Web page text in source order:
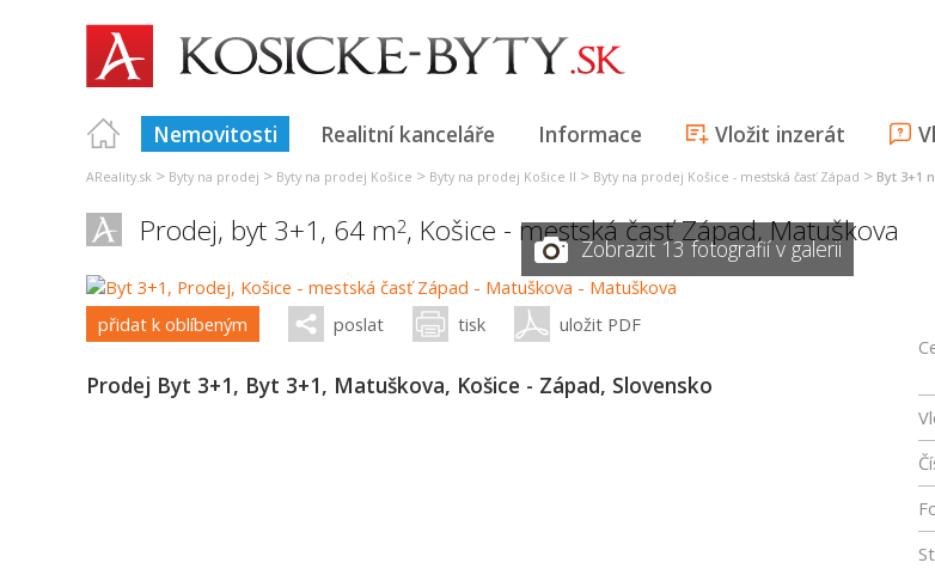
Nemovitosti Realitní kanceláře Informace Vložit inzerát
AReality.sk > Byty na prodej > Byty na prodej Košice > Byty na prodej Košice II > Byty na prodej Košice - mestská časť Západ > Byt 3+1
Prodej, byt 3+1, 64 m2, Košice - mestská časť Západ,Matuškova
Zobrazit 13 fotografií v galerii
přidat k oblíbeným poslat tisk uložit PDF
Prodej Byt 3+1, Byt 3+1, Matuškova, Košice - Západ, Slovensko